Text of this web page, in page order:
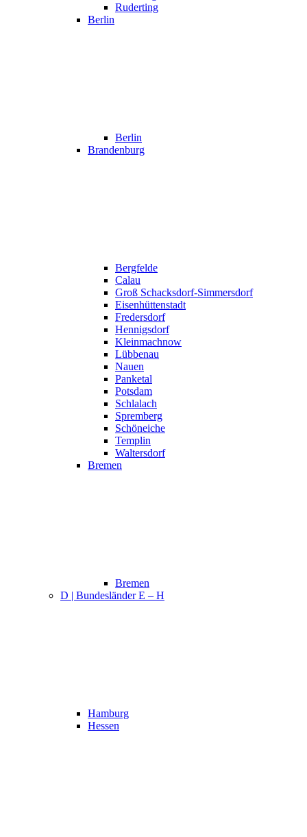
Ruderting
Berlin
Berlin
Brandenburg
Bergfelde
Calau
Groß Schacksdorf-Simmersdorf
Eisenhüttenstadt
Fredersdorf
Hennigsdorf
Kleinmachnow
Lübbenau
Nauen
Panketal
Potsdam
Schlalach
Spremberg
Schöneiche
Templin
Waltersdorf
Bremen
Bremen
D | Bundesländer E – H
Hamburg
Hessen